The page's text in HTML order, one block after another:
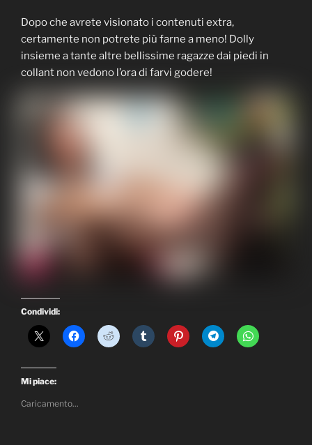
Dopo che avrete visionato i contenuti extra,
certamente non potrete più farne a meno! Dolly
insieme a tante altre bellissime ragazze dai piedi in
collant non vedono l’ora di farvi godere!
Condividi:
Mi piace:
Caricamento...